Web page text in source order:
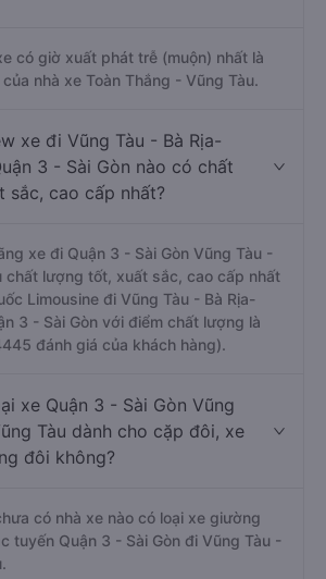
có giờ xuất phát trễ (muộn) nhất là
nhà xe Toàn Thắng - Vũng Tàu.
xe đi Vũng Tàu - Bà Rịa-
3 - Sài Gòn nào có chất
sắc, cao cấp nhất?
xe đi Quận 3 - Sài Gòn Vũng Tàu -
chất lượng tốt, xuất sắc, cao cấp nhất
Limousine đi Vũng Tàu - Bà Rịa-
3 - Sài Gòn với điểm chất lượng là
đánh giá của khách hàng).
xe Quận 3 - Sài Gòn Vũng
Tàu dành cho cặp đôi, xe
đôi không?
có nhà xe nào có loại xe giường
tuyến Quận 3 - Sài Gòn đi Vũng Tàu -